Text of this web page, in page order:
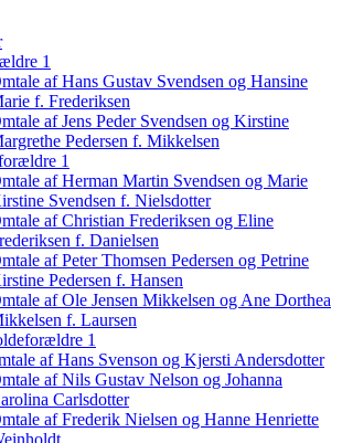
1
af Hans Gustav Svendsen og Hansine
f. Frederiksen
af Jens Peder Svendsen og Kirstine
Pedersen f. Mikkelsen
1
af Herman Martin Svendsen og Marie
Svendsen f. Nielsdotter
af Christian Frederiksen og Eline
f. Danielsen
af Peter Thomsen Pedersen og Petrine
Pedersen f. Hansen
af Ole Jensen Mikkelsen og Ane Dorthea
f. Laursen
1
af Hans Svenson og Kjersti Andersdotter
af Nils Gustav Nelson og Johanna
Carlsdotter
af Frederik Nielsen og Hanne Henriette